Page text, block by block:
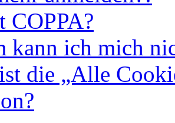
COPPA?
kann ich mich
die „Alle